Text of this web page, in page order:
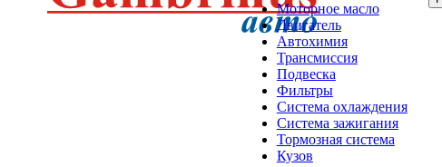
Моторное масло
Двигатель
Автохимия
Трансмиссия
Подвеска
Фильтры
Система охлаждения
Система зажигания
Тормозная система
Кузов